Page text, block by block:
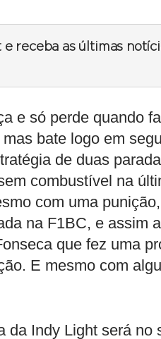
e receba as últimas
e só perde quando
bate logo em
de duas
combustível na
com uma
na F1BC, e assim
que fez uma
E mesmo com
da Indy Light será